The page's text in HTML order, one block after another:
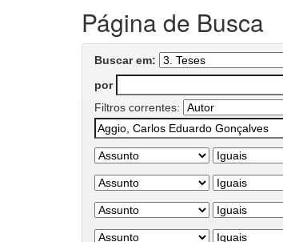
Página de Busca
Buscar em:
por
Filtros correntes: